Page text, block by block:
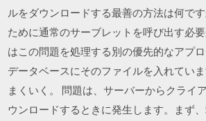
ルをダウンロードする最善の方法は何で
ために通常のサーブレットを呼び出す必
はこの問題を処理する別の優先的なアプ
データベースにそのファイルを入れてい
まくいく。 問題は、サーバーからクライ
ウンロードするときに発生します。まず